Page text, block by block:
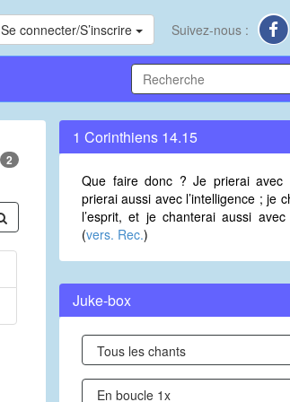
Se connecter/S’inscrire Suivez-nous :
2
1 Corinthiens 14.15
Que faire donc ? Je prierai avec
prierai aussi avec l’intelligence ; je
l’esprit, et je chanterai aussi avec
(vers. Rec.)
Juke-box